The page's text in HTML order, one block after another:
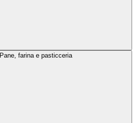
Pane, farina e pasticceria